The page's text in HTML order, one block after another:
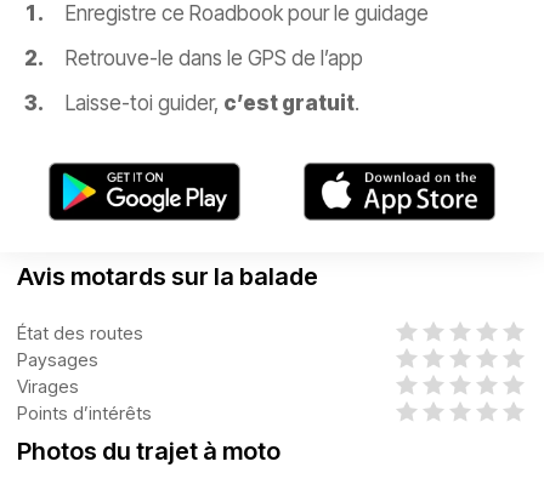
Enregistre ce Roadbook pour le guidage
Retrouve-le dans le GPS de l’app
Laisse-toi guider, c’est gratuit.
Avis motards sur la balade
État des routes
Paysages
Virages
Points d’intérêts
Photos du trajet à moto